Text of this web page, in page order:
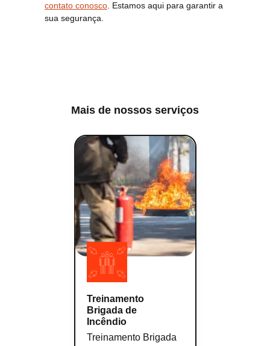
contato conosco. Estamos aqui para garantir a
sua segurança.
Mais de nossos serviços
Treinamento
Brigada de
Incêndio
Treinamento Brigada